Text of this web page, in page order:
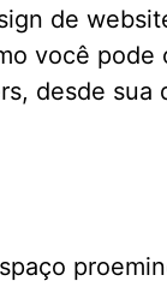
de
você
desde